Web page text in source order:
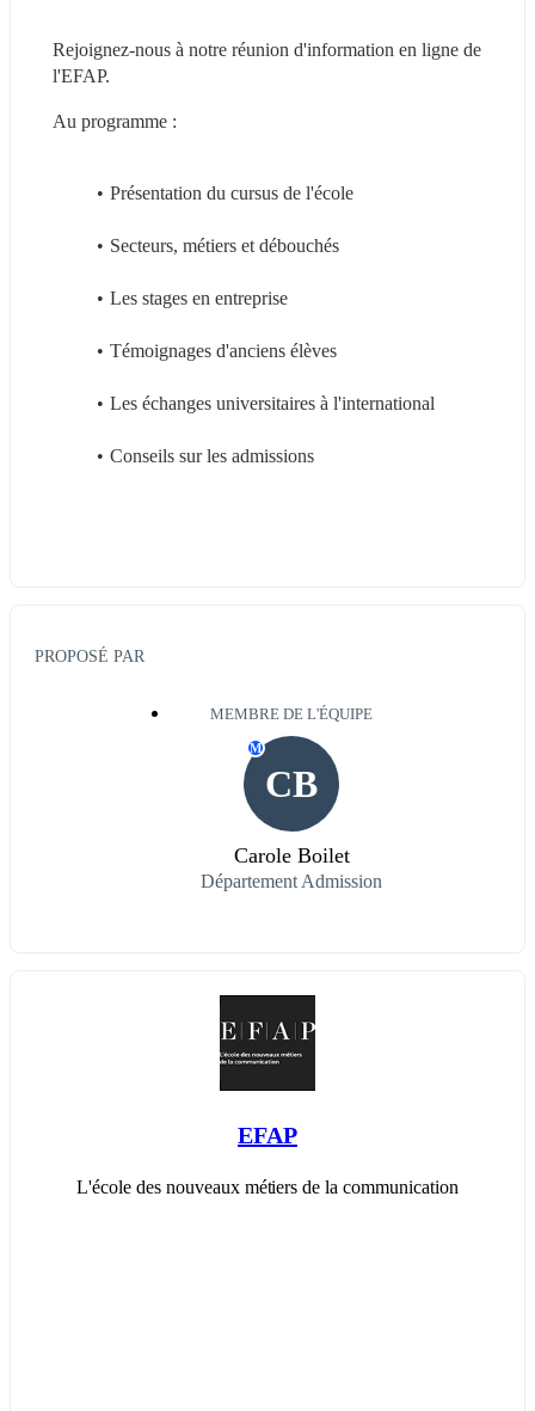
Rejoignez-nous à notre réunion d'information en ligne de
l'EFAP.
Au programme :
Présentation du cursus de l'école
Secteurs, métiers et débouchés
Les stages en entreprise
Témoignages d'anciens élèves
Les échanges universitaires à l'international
Conseils sur les admissions
PROPOSÉ PAR
MEMBRE DE L'ÉQUIPE
CB
M
Carole Boilet
Département Admission
EFAP
L'école des nouveaux métiers de la communication